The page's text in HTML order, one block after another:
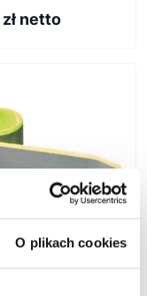
O plikach cookies
zł netto